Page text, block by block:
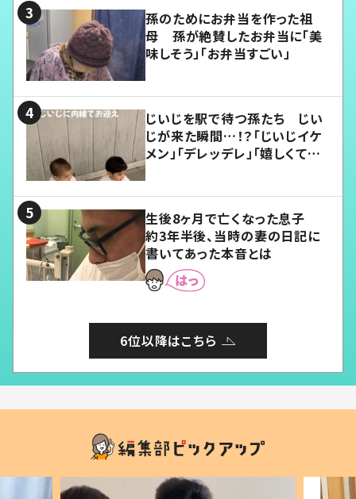
孫のためにお弁当を作った祖
母 孫が絶賛したお弁当に「美
味しそう」「お弁当すごい」
じいじを駅で待つ孫たち じい
じが来た瞬間…！？「じいじイケ
メン」「デレッデレ」「嬉しくて可
生後8ヶ月で亡くなった息子
約3年半後、当時の妻の日記に
書いてあった本音とは
6位以降はこちら